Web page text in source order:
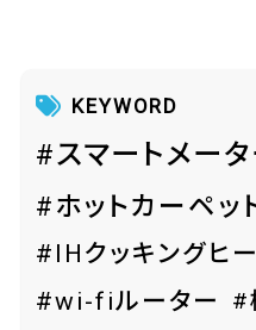
KEYWORD
#スマートメータ
#ホットカーペッ
#IHクッキングヒ
#wi-fiルーター
#